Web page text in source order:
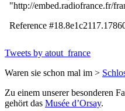
Tweets by atout_france
Waren sie schon mal im >
Zu einem unserer besonderen
gehört das Musée d’Orsay.